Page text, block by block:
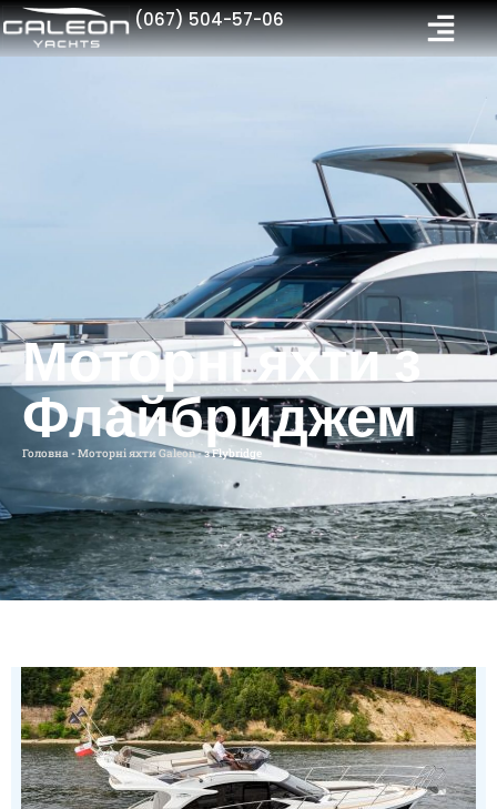
(067) 504-57-06
Моторні яхти з
Флайбриджем
Головна-Моторні яхти Galeon-з Flybridge